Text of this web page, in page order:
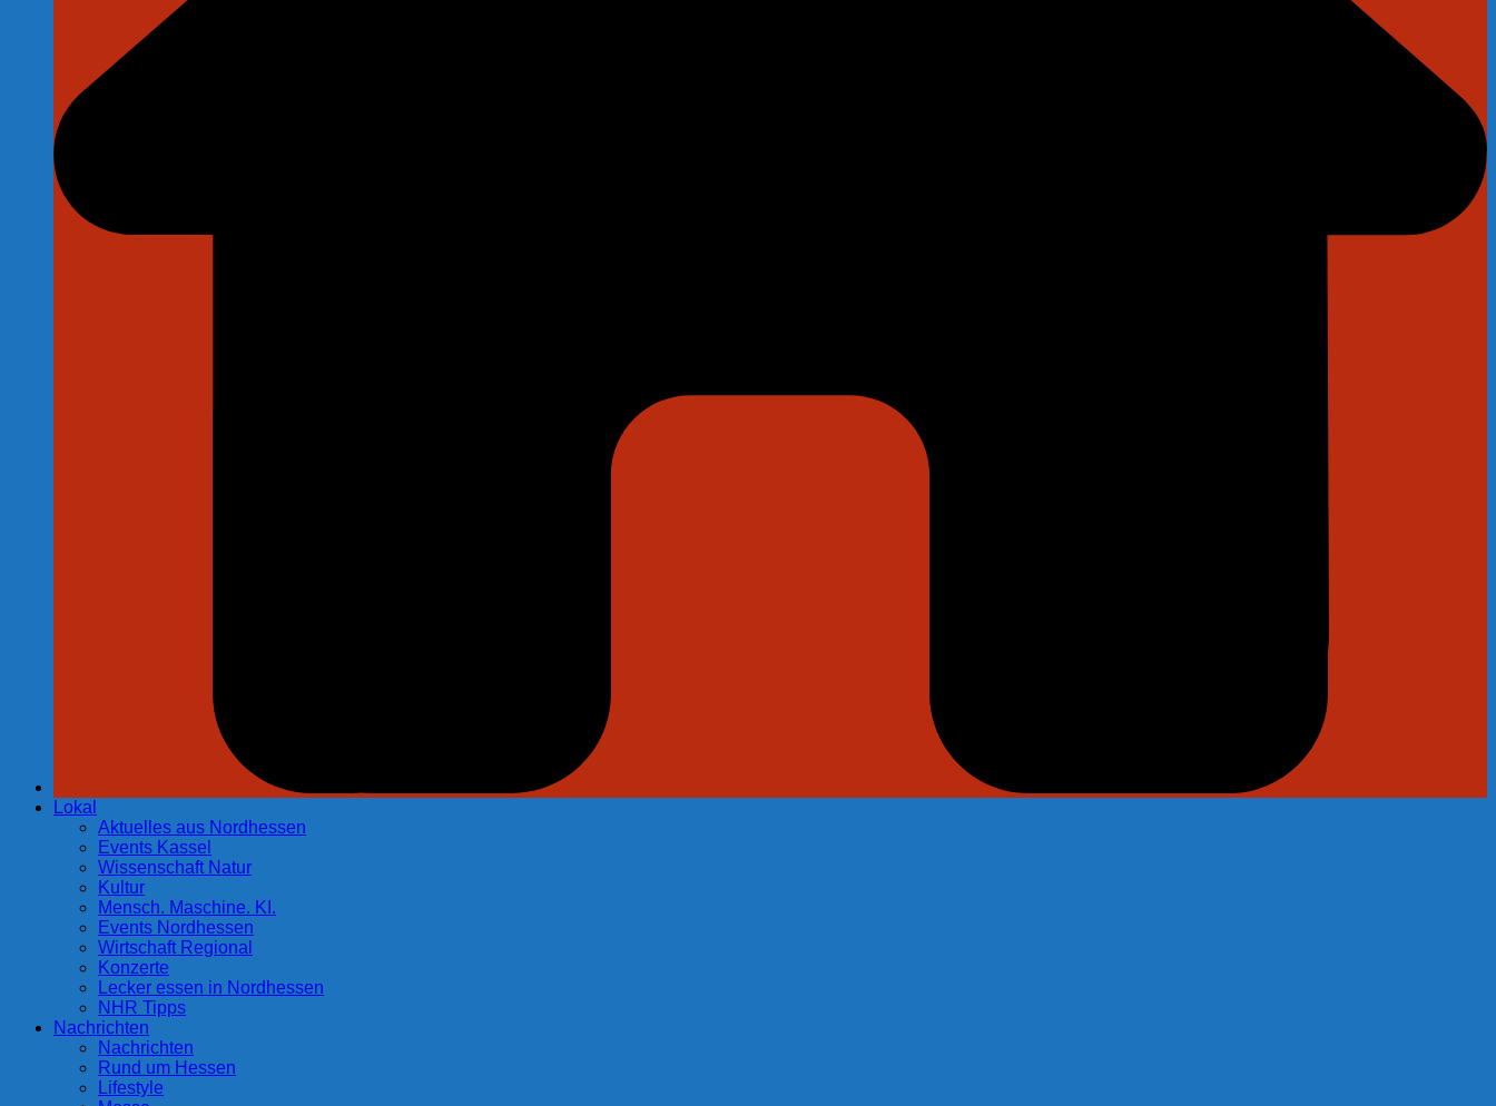
Lokal
Aktuelles aus Nordhessen
Events Kassel
Wissenschaft Natur
Kultur
Mensch. Maschine. KI.
Events Nordhessen
Wirtschaft Regional
Konzerte
Lecker essen in Nordhessen
NHR Tipps
Nachrichten
Nachrichten
Rund um Hessen
Lifestyle